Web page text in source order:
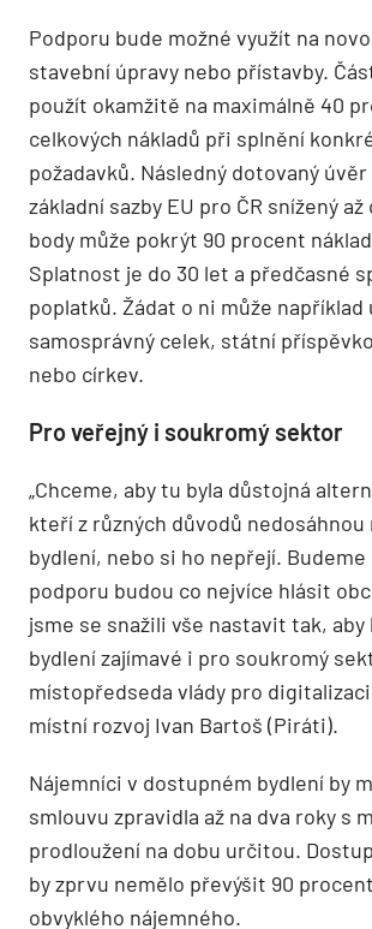
Podporu bude možné využít na
stavební úpravy nebo přístavby.
použít okamžitě na maximálně 40
celkových nákladů při splnění
požadavků. Následný dotovaný úvěr
základní sazby EU pro ČR snížený
body může pokrýt 90 procent
Splatnost je do 30 let a předčasné
poplatků. Žádat o ni může například
samosprávný celek, státní
nebo církev.
Pro veřejný i soukromý sektor
„Chceme, aby tu byla důstojná
kteří z různých důvodů nedosáhnou
bydlení, nebo si ho nepřejí. Budeme
podporu budou co nejvíce hlásit
jsme se snažili vše nastavit tak,
bydlení zajímavé i pro soukromý
místopředseda vlády pro
místní rozvoj Ivan Bartoš (Piráti).
Nájemníci v dostupném bydlení by
smlouvu zpravidla až na dva roky s
prodloužení na dobu určitou.
by zprvu nemělo převýšit 90
obvyklého nájemného.